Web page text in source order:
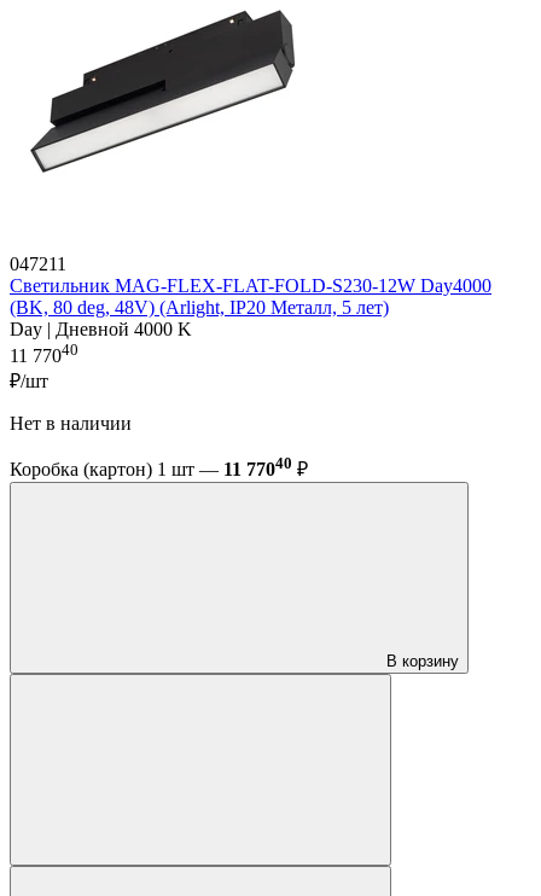
047211
Светильник MAG-FLEX-FLAT-FOLD-S230-12W Day4000
(BK, 80 deg, 48V) (Arlight, IP20 Металл, 5 лет)
Day | Дневной 4000 K
11 77040
₽/шт
Нет в наличии
Коробка (картон) 1 шт — 11 77040 ₽
В корзину